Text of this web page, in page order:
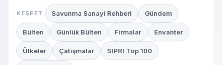
KEŞFET Savunma Sanayi Rehberi Gündem
Bülten Günlük Bülten Firmalar Envanter
Ülkeler Çatışmalar SIPRI Top 100